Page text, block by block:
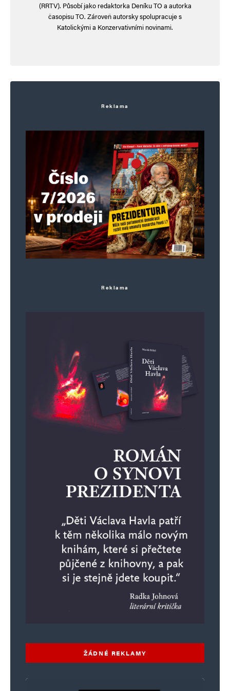
https://messerinzidenz.de/
Napsat komentář
Vaše e-mailová adresa nebude zveřejněna.Vyžadované informace jsou
Komentář
Webová stránka
Uložit do prohlížeče jméno, e-mail a webovou stránku pro budoucí
Informujte mě o nových komentářích e-mailem.
Informujte mě o nových příspěvcích e-mailem.
(RRTV). Působí jako redaktorka Deníku TO a autorka
časopisu TO. Zároveň autorsky spolupracuje s
Katolickými a Konzervativními novinami.
Reklama
Reklama
ŽÁDNÉ REKLAMY